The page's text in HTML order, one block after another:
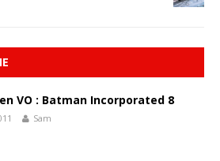
VO : Batman Incorporated 8
Sam